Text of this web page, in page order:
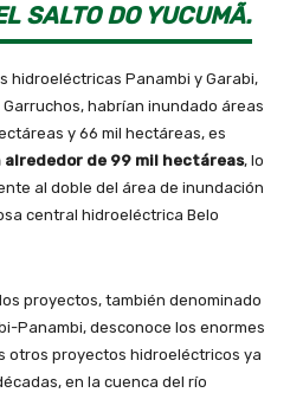
SALTO DO YUCUMÃ.
hidroeléctricas Panambi y Garabi,
habrían inundado áreas
y 66 mil hectáreas, es
de 99 mil hectáreas, lo
al doble del área de inundación
central hidroeléctrica Belo
proyectos, también denominado
Panambi, desconoce los enormes
otros proyectos hidroeléctricos ya
en la cuenca del río